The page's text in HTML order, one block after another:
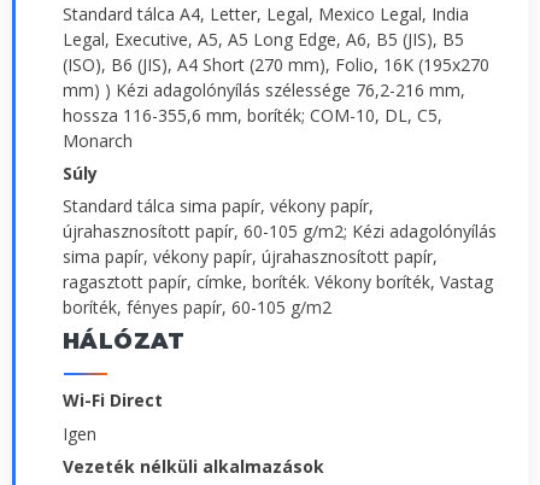
Standard tálca A4, Letter, Legal, Mexico Legal, India
Legal, Executive, A5, A5 Long Edge, A6, B5 (JIS), B5
(ISO), B6 (JIS), A4 Short (270 mm), Folio, 16K (195x270
mm) ) Kézi adagolónyílás szélessége 76,2-216 mm,
hossza 116-355,6 mm, boríték; COM-10, DL, C5,
Monarch
Súly
Standard tálca sima papír, vékony papír,
újrahasznosított papír, 60-105 g/m2; Kézi adagolónyílás
sima papír, vékony papír, újrahasznosított papír,
ragasztott papír, címke, boríték. Vékony boríték, Vastag
boríték, fényes papír, 60-105 g/m2
HÁLÓZAT
Wi-Fi Direct
Igen
Vezeték nélküli alkalmazások